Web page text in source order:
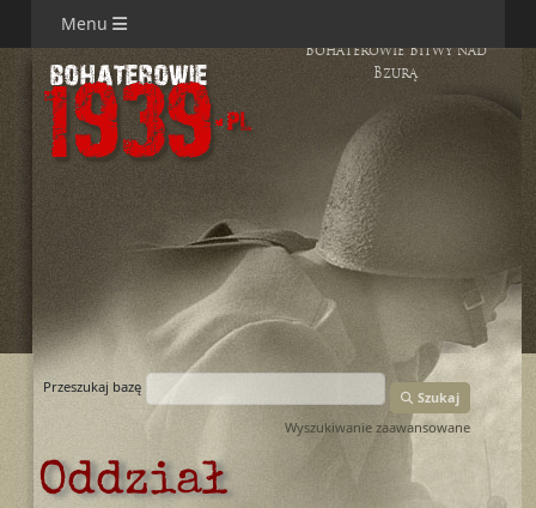
Menu
Bohaterowie Bitwy nad
Bzurą
Przeszukaj bazę
Szukaj
Wyszukiwanie zaawansowane
Oddział